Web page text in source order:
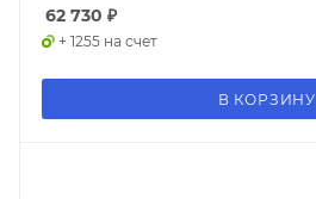
62 730 ₽
+ 1255 на счет
В КОРЗИНУ